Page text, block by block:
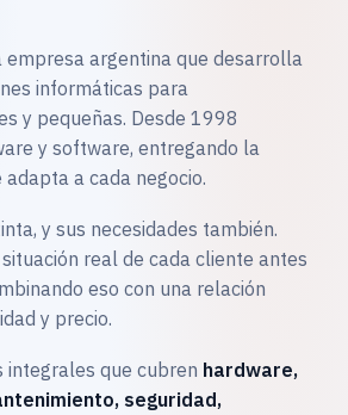
empresa argentina que desarrolla
informáticas para
y pequeñas. Desde 1998
y software, entregando la
a cada negocio.
y sus necesidades también.
real de cada cliente antes
eso con una relación
y precio.
integrales que cubren hardware,
seguridad,